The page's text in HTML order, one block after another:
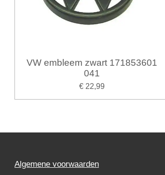
VW embleem zwart 171853601
041
€ 22,99
Algemene voorwaarden